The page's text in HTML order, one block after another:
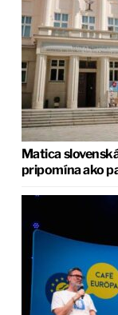
Matica
pripomína ako